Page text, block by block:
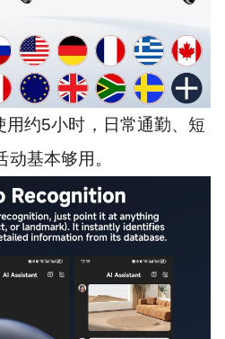
约5小时，日常通勤、短
基本够用。